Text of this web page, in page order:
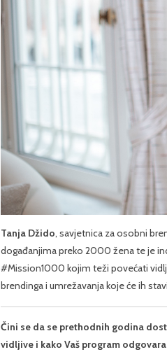
Tanja Džido, savjetnica za osobni
događanjima preko 2000 žena te je
#Mission1000 kojim teži povećati
brendinga i umrežavanja koje će ih
Čini se da se prethodnih godina
vidljive i kako Vaš program